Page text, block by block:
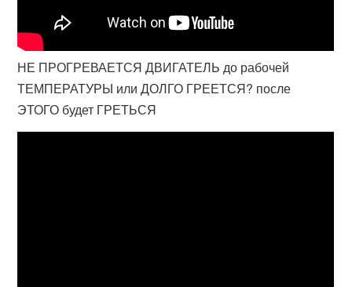
НЕ ПРОГРЕВАЕТСЯ ДВИГАТЕЛЬ до рабочей
ТЕМПЕРАТУРЫ или ДОЛГО ГРЕЕТСЯ? после
ЭТОГО будет ГРЕТЬСЯ